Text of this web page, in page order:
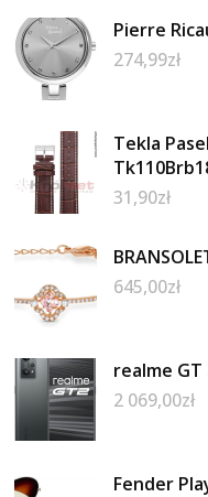
Pierre
274,99zł
Tekla
31,90zł
645,00zł
realme GT
2 069,00zł
Fender